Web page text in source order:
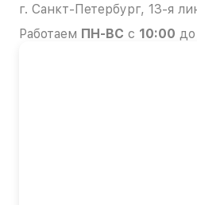
г. Санкт-Петербург, 13-я
Работаем ПН-ВС с 10:00 до